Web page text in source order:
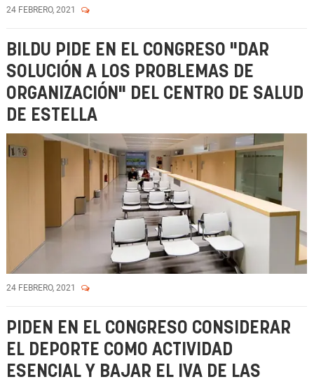
24 FEBRERO, 2021
BILDU PIDE EN EL CONGRESO "DAR
SOLUCIÓN A LOS PROBLEMAS DE
ORGANIZACIÓN" DEL CENTRO DE SALUD
DE ESTELLA
24 FEBRERO, 2021
PIDEN EN EL CONGRESO CONSIDERAR
EL DEPORTE COMO ACTIVIDAD
ESENCIAL Y BAJAR EL IVA DE LAS